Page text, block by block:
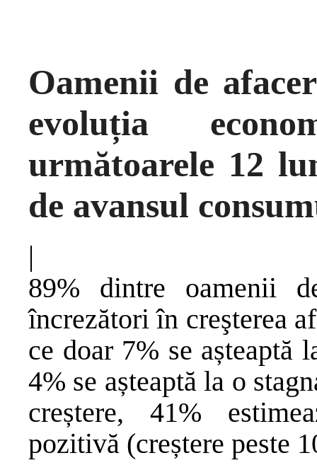
Oamenii de
evoluția
următoarele 12
de avansul
|
89% dintre oamenii
încrezători în creşterea
ce doar 7% se așteaptă
4% se așteaptă la o
creștere, 41%
pozitivă (creștere peste